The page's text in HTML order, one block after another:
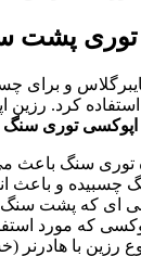
توری پشت
و برای
کرد.
اپوکسی توری سنگ
توری سنگ باعث
چسبیده و باعث
ای که پشت سنگ
که مورد
رزین با هادرنر